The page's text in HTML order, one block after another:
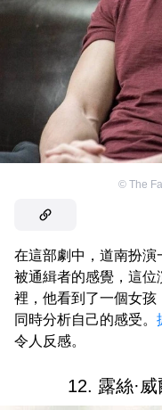
© The
在這部劇中，道南扮
被通緝者的感覺，這
裡，他看到了一個女孩
同時分析自己的感受。
令人反感。
12. 露絲·